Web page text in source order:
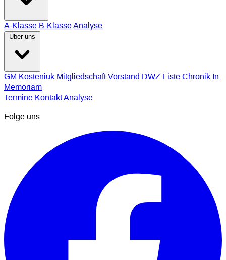
A-Klasse B-KlasseAnalyse
Über uns
GM Kosteniuk Mitgliedschaft Vorstand DWZ-Liste Chronik In
Memoriam
Termine KontaktAnalyse
Folge uns